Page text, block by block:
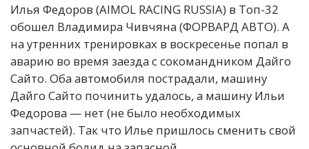
Илья Федоров (AIMOL RACING RUSSIA) в Топ-32
обошел Владимира Чивчяна (ФОРВАРД АВТО). А
на утренних тренировках в воскресенье попал в
аварию во время заезда с сокомандником Дайго
Сайто. Оба автомобиля пострадали, машину
Дайго Сайто починить удалось, а машину Ильи
Федорова — нет (не было необходимых
запчастей). Так что Илье пришлось сменить свой